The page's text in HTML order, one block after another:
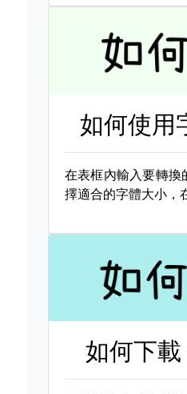
如何使用
在表框內輸入要轉換
擇適合的字體大小，
如何下